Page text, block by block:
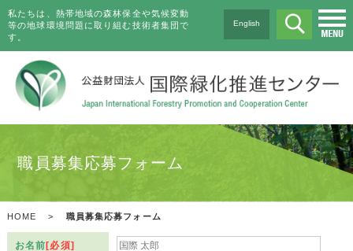
私たちは、熱帯地域の森林保全や気候変動
等の地球環境問題に取り組む技術者集団で
す。
English
職員募集応募フォーム
HOME > 職員募集応募フォーム
お名前 [必須]